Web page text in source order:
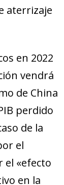
aterrizaje
en 2022
vendrá
de China
perdido
de la
el
el «efecto
en la